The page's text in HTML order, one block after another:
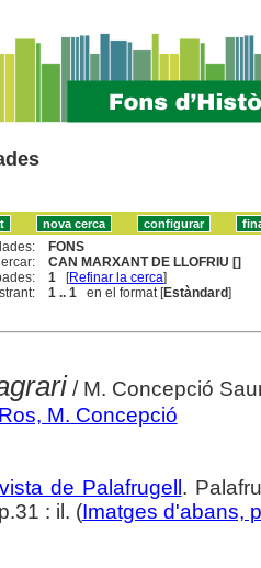
FONS
CAN MARXANT DE LLOFRIU []
1 [Refinar la cerca]
1 .. 1 en el format [Estàndard]
/ M. Concepció
M. Concepció
de Palafrugell .
: il. (Imatges d'abans,